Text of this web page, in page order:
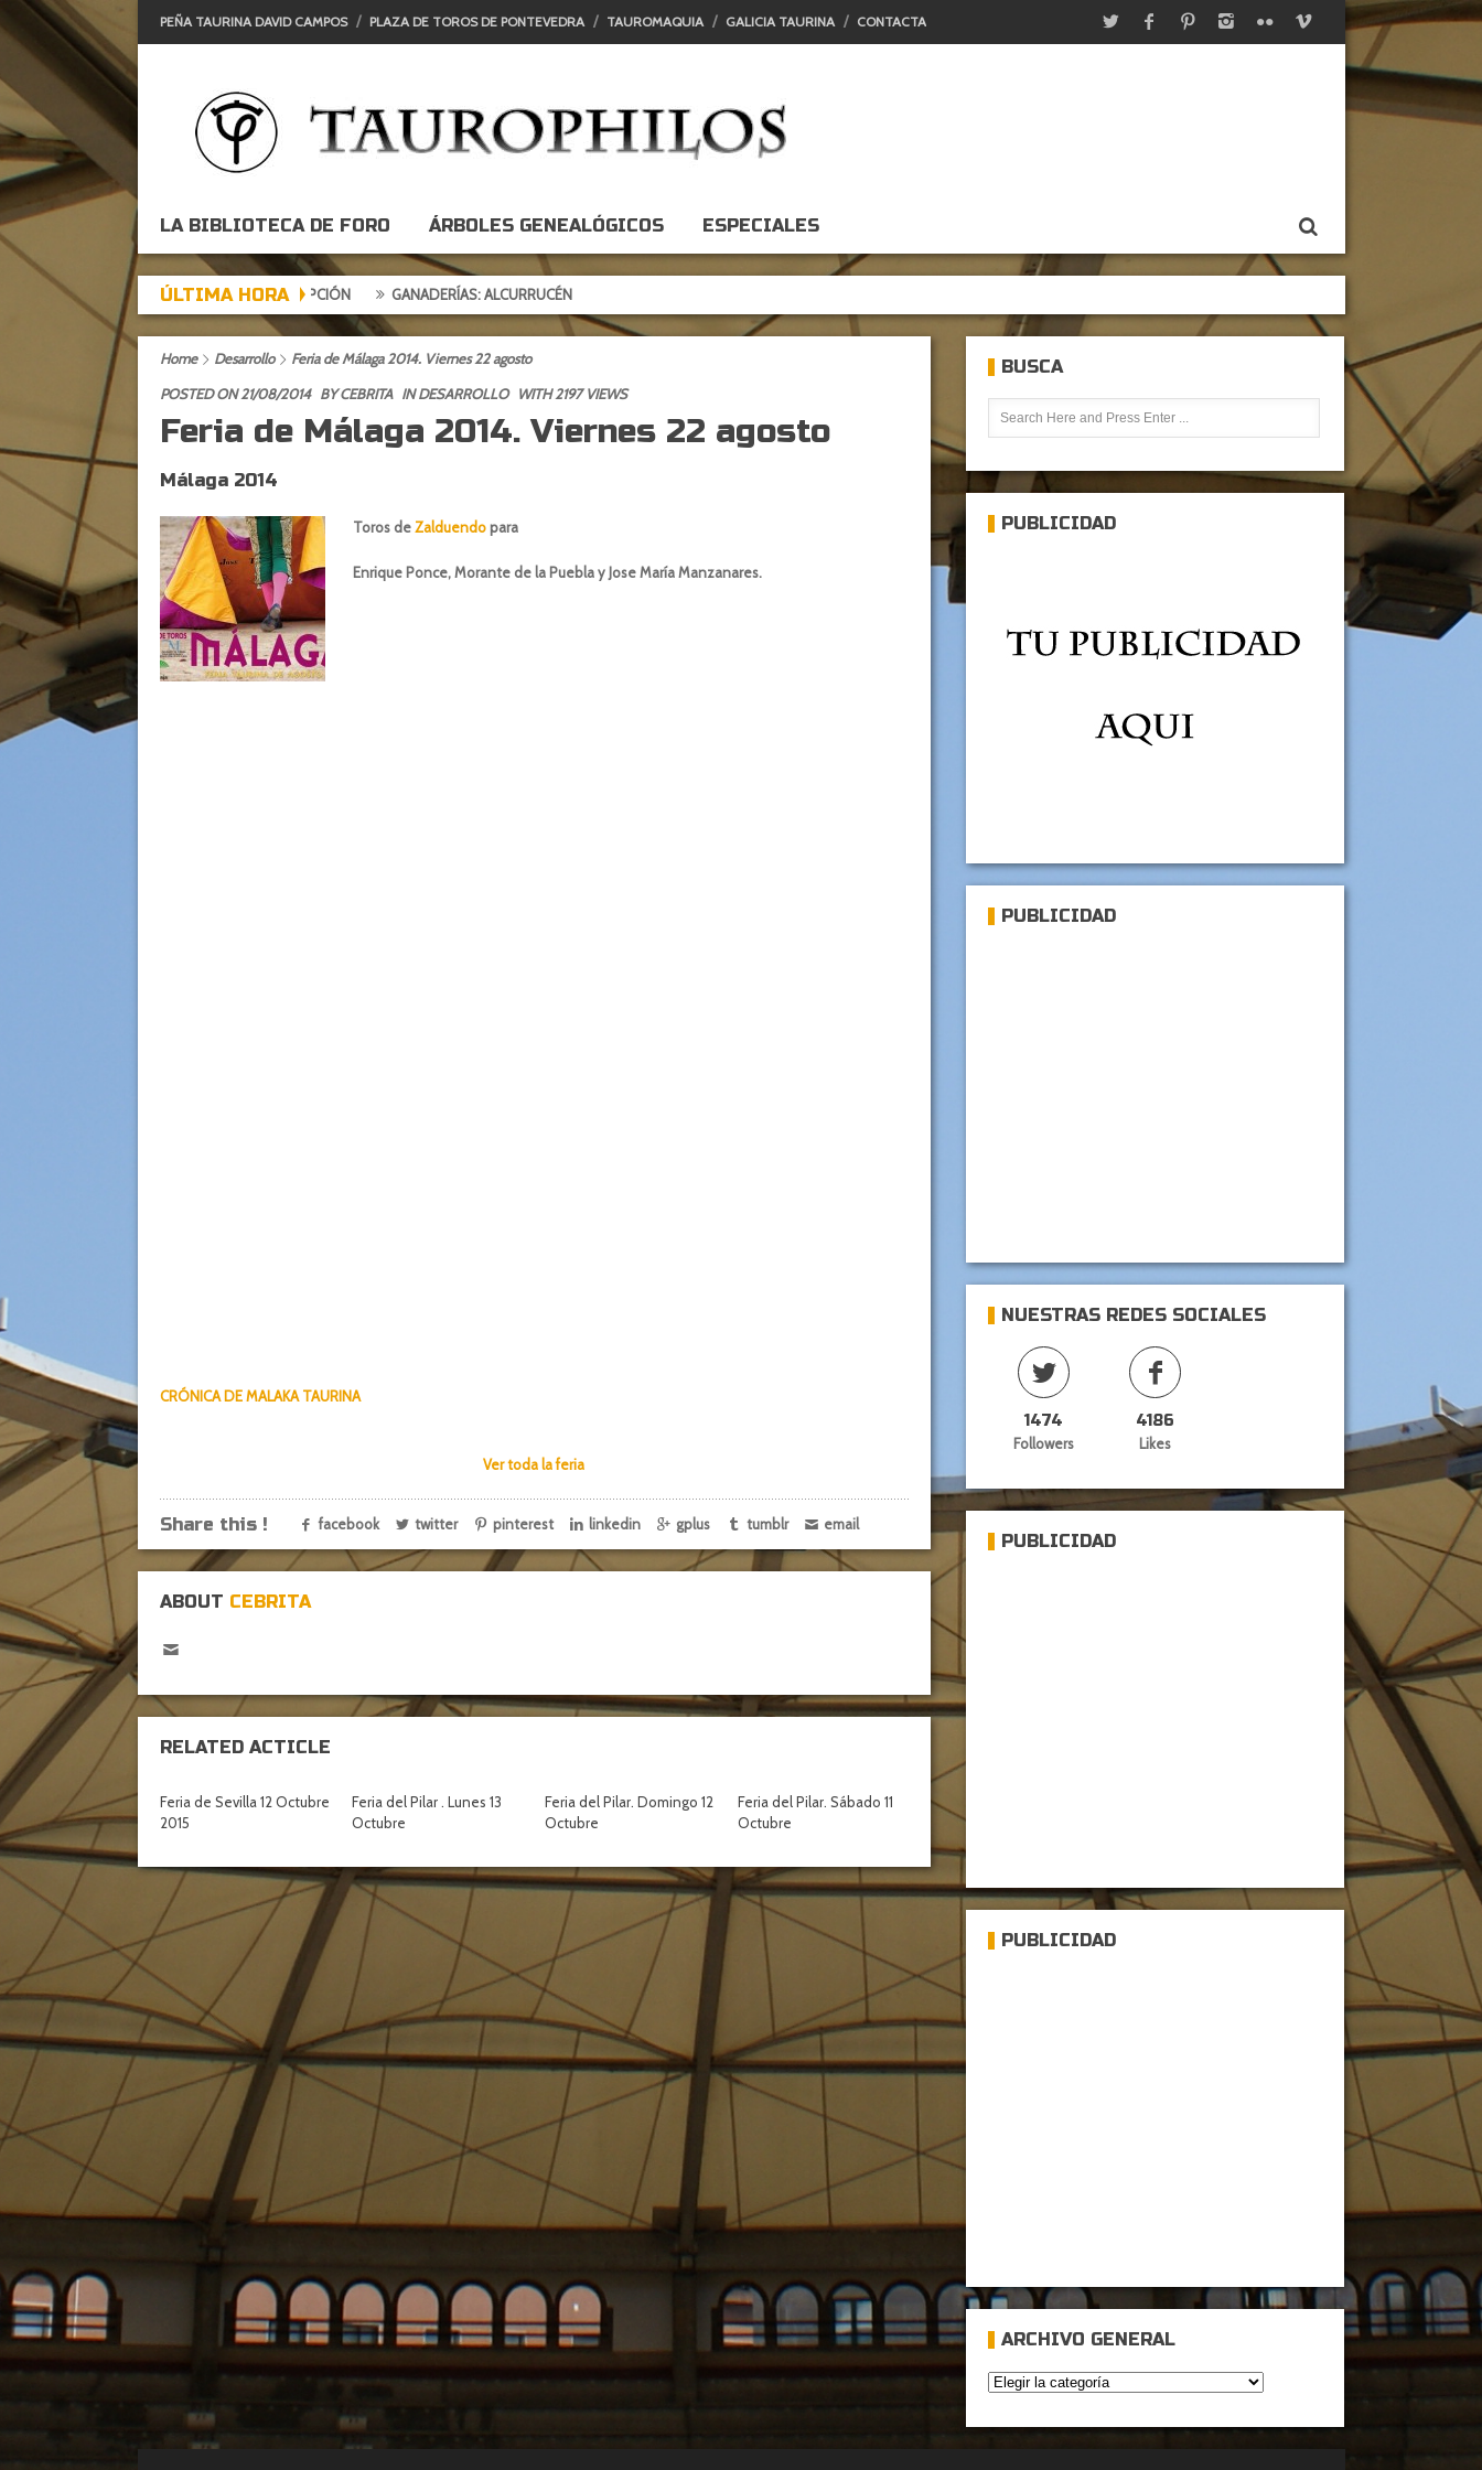
PEÑA TAURINA DAVID CAMPOS PLAZA DE TOROS DE PONTEVEDRA TAUROMAQUIA GALICIA TAURINA CONTACTA
LA BIBLIOTECA DE FORO ÁRBOLES GENEALÓGICOS ESPECIALES
ÚLTIMA HORA
DE EXPECTACIÓN, TARDE DE DECEPCIÓN GANADERÍAS: ALCURRUCÉN
Home Desarrollo
Feria de Málaga 2014. Viernes 22 agosto
POSTED ON 21/08/2014 BYCEBRITA INDESARROLLO WITH 2197 VIEWS
Feria de Málaga 2014. Viernes 22 agosto
Málaga 2014
Toros de Zalduendopara
Enrique Ponce, Morante de la Puebla y Jose María Manzanares.
CRÓNICA DE MALAKA TAURINA
Ver toda la feria
Share this ! facebook twitter pinterest linkedin gplus tumblr email
ABOUT CEBRITA
RELATED ACTICLE
Feria de Sevilla 12 Octubre
2015
Feria del Pilar . Lunes 13
Octubre
Feria del Pilar. Domingo 12
Octubre
Feria del Pilar. Sábado 11
Octubre
BUSCA
PUBLICIDAD
PUBLICIDAD
NUESTRAS REDES SOCIALES
1474
Followers
4186
Likes
PUBLICIDAD
PUBLICIDAD
ARCHIVO GENERAL